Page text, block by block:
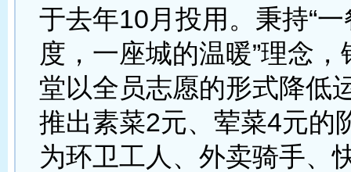
于去年10月投用。秉持“
度，一座城的温暖”理念
堂以全员志愿的形式降低
推出素菜2元、荤菜4元的
为环卫工人、外卖骑手、